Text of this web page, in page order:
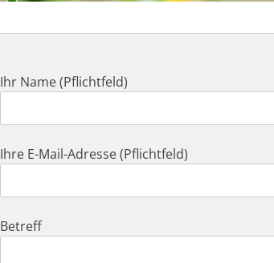
Ihr Name (Pflichtfeld)
Ihre E-Mail-Adresse (Pflichtfeld)
Betreff